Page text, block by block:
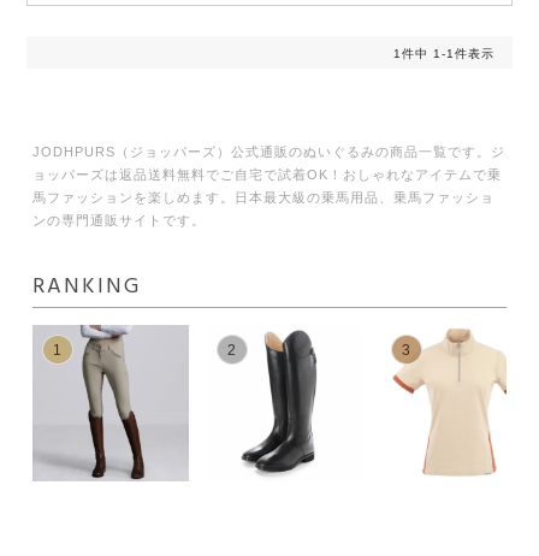
1件中 1-1件表示
JODHPURS（ジョッパーズ）公式通販のぬいぐるみの商品一覧です。ジ
ョッパーズは返品送料無料でご自宅で試着OK！おしゃれなアイテムで乗
馬ファッションを楽しめます。日本最大級の乗馬用品、乗馬ファッショ
ンの専門通販サイトです。
RANKING
1 2 3